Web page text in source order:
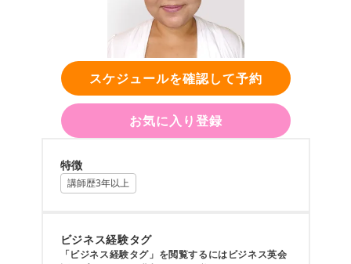
スケジュールを確認して予約
お気に入り登録
特徴
講師歴3年以上
ビジネス経験タグ
「ビジネス経験タグ」を閲覧するにはビジネス英会